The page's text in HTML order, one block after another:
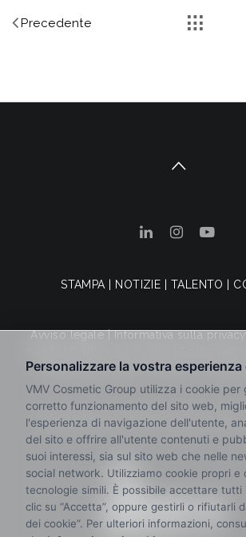
Precedente
STAMPA NOTIZIE TALENTO
Avviso legale|Informativa sulla privacy
Canale dei reclami|Termini e
© 2025 VMV Cosmetic Group. Tutti i